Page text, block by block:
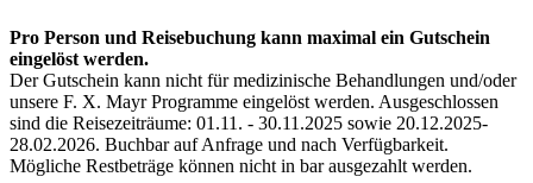
Pro Person und Reisebuchung kann maximal ein Gutschein
eingelöst werden.
Der Gutschein kann nicht für medizinische Behandlungen und/oder
unsere F. X. Mayr Programme eingelöst werden. Ausgeschlossen
sind die Reisezeiträume: 01.11. - 30.11.2025 sowie 20.12.2025-
28.02.2026. Buchbar auf Anfrage und nach Verfügbarkeit.
Mögliche Restbeträge können nicht in bar ausgezahlt werden.